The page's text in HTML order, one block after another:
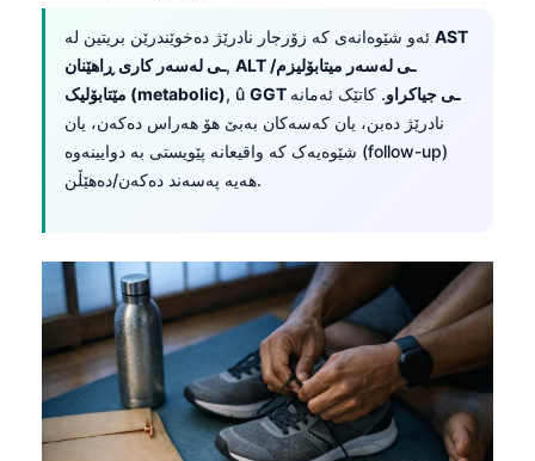
AST
ـی لەسەر کاری ڕاهێنان, ALT ـی لەسەر میتابۆلیزم/
مێتابۆلیک (metabolic), û GGT ـی جیاکراو. کاتێک ئەمانە
نادرێژ دەبن، یان کەسەکان بەبێ هۆ هەراس دەکەن، یان
شێوەیەک کە واقیعانە پێویستی بە دوایینەوە (follow-up)
هەیە پەسەند دەکەن/دەهێڵن.
Íslenska
Српски језик
Svenska
Bosanski
Azərbaycan dili
日本語
Čeština
ქართული
Русский